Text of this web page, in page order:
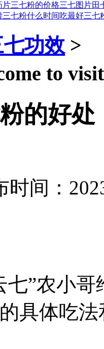
片三七粉的价格三七图片田
三七粉什么时间吃最好三七
功效 >
to
的好
时间：
七”农小
具体吃